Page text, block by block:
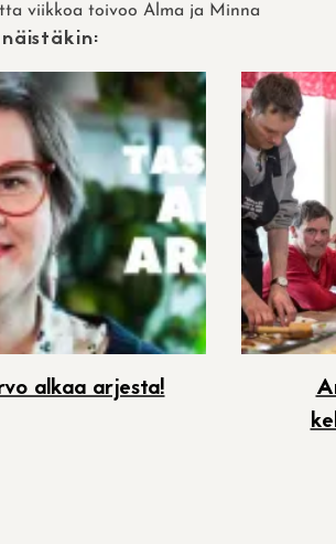
viikkoa toivoo Alma ja Minna
alkaa arjesta!